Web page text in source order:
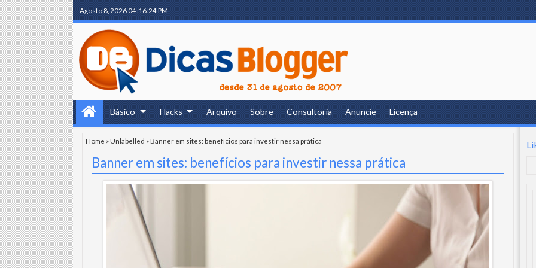
Agosto 8, 202604:16:26 PM
Básico Hacks Arquivo Sobre Consultoria Anuncie Licença
Home »Unlabelled »Banner em sites: benefícios para investir nessa prática
Banner em sites: benefícios para investir nessa prática